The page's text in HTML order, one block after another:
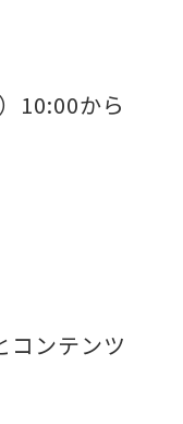
10:00から
コンテンツ